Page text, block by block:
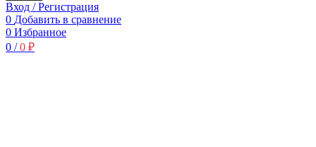
Вход / Регистрация
0 Добавить в сравнение
0 Избранное
0 / 0 ₽